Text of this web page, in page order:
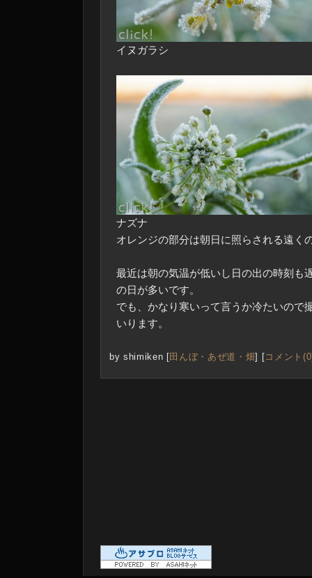
イヌガラシ
ナズナ
オレンジの部分は朝日に照らされる遠く
最近は朝の気温が低いし日の出の時刻も
の日が多いです。
でも、かなり寒いって言うか冷たいので
いります。
by shimiken [田んぼ・あぜ道・畑] [コメント